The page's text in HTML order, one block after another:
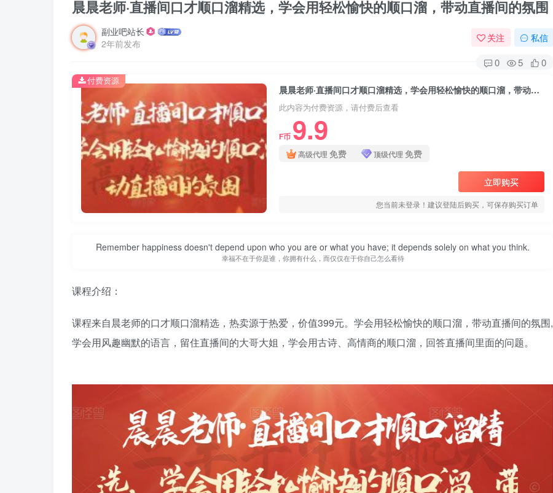
晨晨老师·直播间口才顺口溜精选，学会用轻松愉快的顺口溜，带动直播间的氛围
副业吧站长
2年前发布
关注 私信
0 5 0
晨晨老师·直播间口才顺口溜精选，学会用轻松愉快的顺口溜，带动直播间的氛围
此内容为付费资源，请付费后查看
F币 9.9
高级代理 免费 顶级代理 免费
立即购买
您当前未登录！建议登陆后购买，可保存购买订单
付费资源
Remember happiness doesn't depend upon who you are or what you have; it depends solely on what you think.
幸福不在于你是谁，你拥有什么，而仅仅在于你自己怎么看待
课程介绍：
课程来自晨老师的口才顺口溜精选，热卖源于热爱，价值399元。学会用轻松愉快的顺口溜，带动直播间的氛围,
学会用风趣幽默的语言，留住直播间的大哥大姐，学会用古诗、高情商的顺口溜，回答直播间里面的问题。